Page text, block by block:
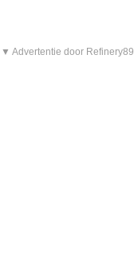
▼ Advertentie door Refinery89